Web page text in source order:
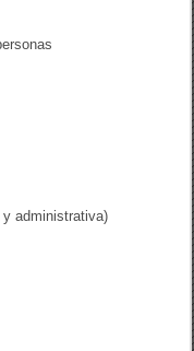
administrativa)